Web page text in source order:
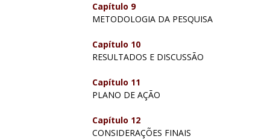
Capítulo 9
METODOLOGIA DA PESQUISA
Capítulo 10
RESULTADOS E DISCUSSÃO
Capítulo 11
PLANO DE AÇÃO
Capítulo 12
CONSIDERAÇÕES FINAIS